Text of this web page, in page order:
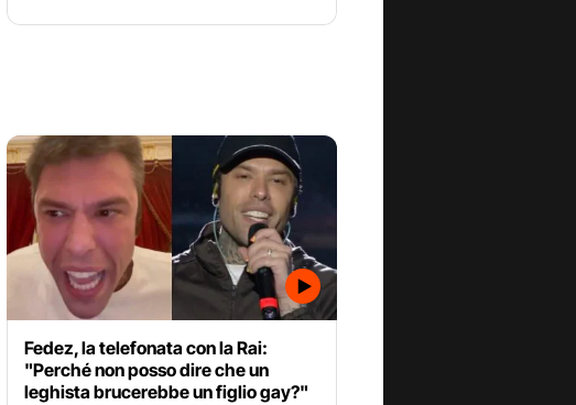
Fedez, la telefonata con la Rai:
"Perché non posso dire che un
leghista brucerebbe un figlio gay?"